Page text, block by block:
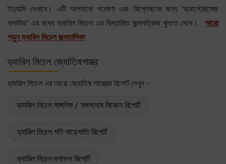
ইত্যাদি দেখাবে। এটি আপনাকে গবেষণা এবং বিশ্লেষণের জন্য 'অ্যাস্ট্রোসেজ
ক্লাউড' এর মধ্যে ড্যারিল মিচেল এর বিস্তারিত জন্মপত্রিকা খুলতে দেবে।... আরো
পড়ুন ড্যারিল মিচেল জন্মতালিকা
ড্যারিল মিচেল জ্যোতিষশাস্ত্র
ড্যারিল মিচেল এর আরো জ্যোতিষ শাস্ত্রের রিপোর্ট দেখুন -
ড্যারিল মিচেল মাঙ্গলিক / মঙ্গলদোষ বিবেচন রিপোর্ট
ড্যারিল মিচেল শনি সাড়েসাতি রিপোর্ট
ড্যারিল মিচেল দশাফল রিপোর্ট